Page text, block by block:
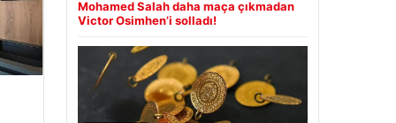
Mohamed Salah daha maça çıkmadan
Victor Osimhen’i solladı!